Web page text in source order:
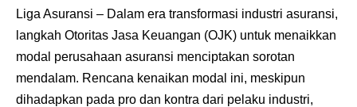
Liga Asuransi – Dalam era transformasi industri asuransi,
langkah Otoritas Jasa Keuangan (OJK) untuk menaikkan
modal perusahaan asuransi menciptakan sorotan
mendalam. Rencana kenaikan modal ini, meskipun
dihadapkan pada pro dan kontra dari pelaku industri,